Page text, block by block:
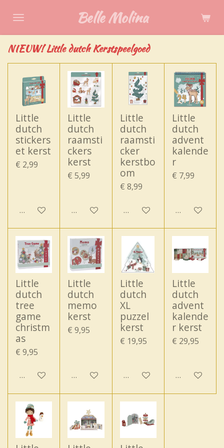
direct
naar
de
Belle Molina
NIEUW! Little dutch Kerstspeelgoed
Little
dutch
stickers
et kerst
€ 2,99
In winkelwagen
Little
dutch
raamsti
ckers
kerst
€ 5,99
In winkelwagen
Little
dutch
raamsti
cker
kerstbo
om
€ 8,99
In winkelwagen
Little
dutch
advent
kalende
r
€ 7,99
In
Little
dutch
tree
game
christm
as
€ 9,95
In winkelwagen
Little
dutch
memo
kerst
€ 9,95
In winkelwagen
Little
dutch
XL
puzzel
kerst
€ 19,95
In winkelwagen
Little
dutch
advent
kalende
r kerst
€ 29,95
In